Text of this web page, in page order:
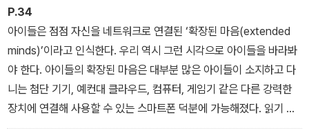
을 하지 않는 것은 무책임한 행동입니다.
P.34
아이들은 점점 자신을 네트워크로 연결된 ‘확장된 마음(extended
minds)’이라고 인식한다. 우리 역시 그런 시각으로 아이들을 바라봐
야 한다. 아이들의 확장된 마음은 대부분 많은 아이들이 소지하고 다
니는 첨단 기기, 예컨대 클라우드, 컴퓨터, 게임기 같은 다른 강력한
장치에 연결해 사용할 수 있는 스마트폰 덕분에 가능해졌다. 읽기 능
력이 있다면 아이들은 첨단 기기의 도움으로 정보를 흡수할 수 있고,